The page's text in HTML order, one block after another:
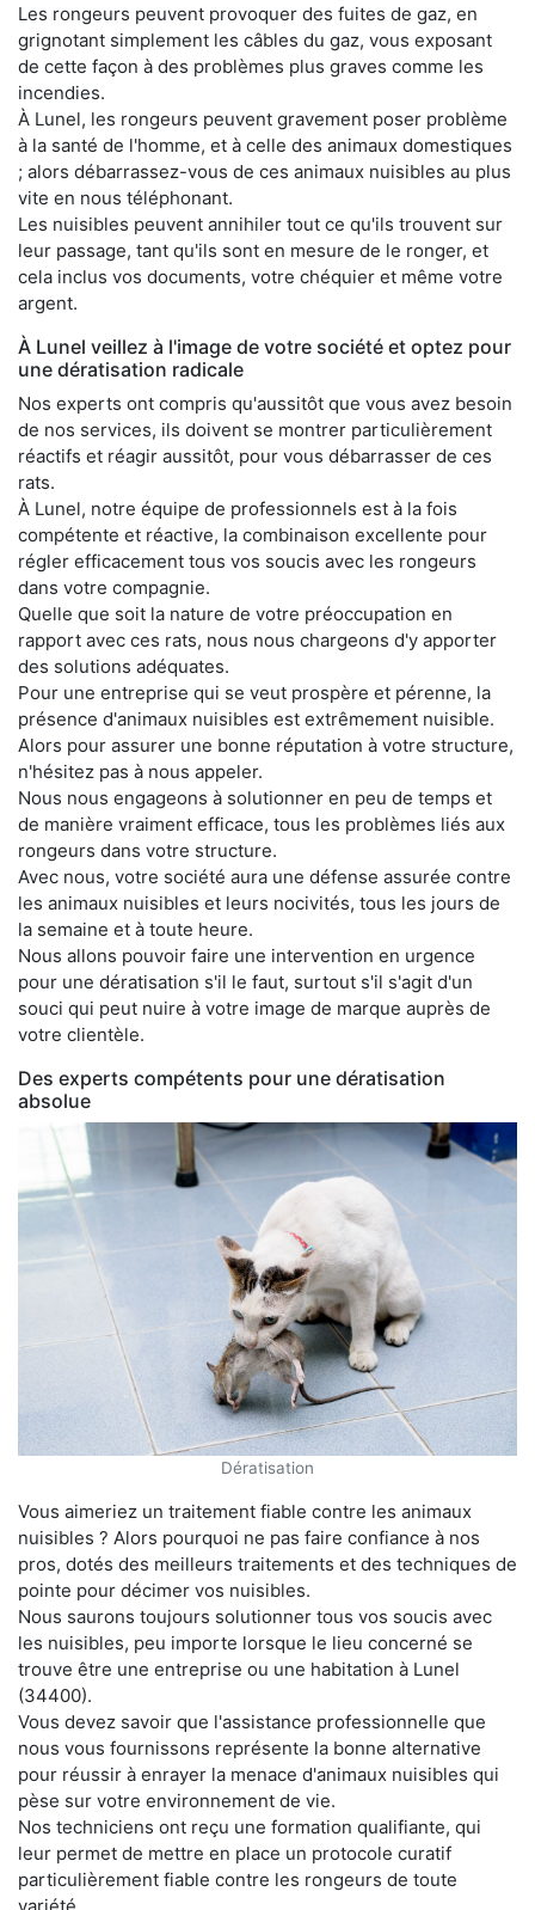
Les rongeurs peuvent provoquer des fuites de gaz, en
grignotant simplement les câbles du gaz, vous exposant
de cette façon à des problèmes plus graves comme les
incendies.
À Lunel, les rongeurs peuvent gravement poser problème
à la santé de l'homme, et à celle des animaux domestiques
; alors débarrassez-vous de ces animaux nuisibles au plus
vite en nous téléphonant.
Les nuisibles peuvent annihiler tout ce qu'ils trouvent sur
leur passage, tant qu'ils sont en mesure de le ronger, et
cela inclus vos documents, votre chéquier et même votre
argent.
À Lunel veillez à l'image de votre société et optez pour
une dératisation radicale
Nos experts ont compris qu'aussitôt que vous avez besoin
de nos services, ils doivent se montrer particulièrement
réactifs et réagir aussitôt, pour vous débarrasser de ces
rats.
À Lunel, notre équipe de professionnels est à la fois
compétente et réactive, la combinaison excellente pour
régler efficacement tous vos soucis avec les rongeurs
dans votre compagnie.
Quelle que soit la nature de votre préoccupation en
rapport avec ces rats, nous nous chargeons d'y apporter
des solutions adéquates.
Pour une entreprise qui se veut prospère et pérenne, la
présence d'animaux nuisibles est extrêmement nuisible.
Alors pour assurer une bonne réputation à votre structure,
n'hésitez pas à nous appeler.
Nous nous engageons à solutionner en peu de temps et
de manière vraiment efficace, tous les problèmes liés aux
rongeurs dans votre structure.
Avec nous, votre société aura une défense assurée contre
les animaux nuisibles et leurs nocivités, tous les jours de
la semaine et à toute heure.
Nous allons pouvoir faire une intervention en urgence
pour une dératisation s'il le faut, surtout s'il s'agit d'un
souci qui peut nuire à votre image de marque auprès de
votre clientèle.
Des experts compétents pour une dératisation
absolue
Dératisation
Vous aimeriez un traitement fiable contre les animaux
nuisibles ? Alors pourquoi ne pas faire confiance à nos
pros, dotés des meilleurs traitements et des techniques de
pointe pour décimer vos nuisibles.
Nous saurons toujours solutionner tous vos soucis avec
les nuisibles, peu importe lorsque le lieu concerné se
trouve être une entreprise ou une habitation à Lunel
(34400).
Vous devez savoir que l'assistance professionnelle que
nous vous fournissons représente la bonne alternative
pour réussir à enrayer la menace d'animaux nuisibles qui
pèse sur votre environnement de vie.
Nos techniciens ont reçu une formation qualifiante, qui
leur permet de mettre en place un protocole curatif
particulièrement fiable contre les rongeurs de toute